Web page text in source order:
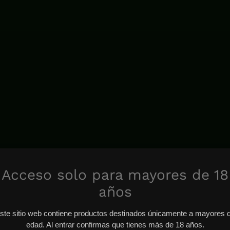
Acceso solo para mayores de 18
años
sitio web contiene productos destinados únicamente a mayores
edad. Al entrar confirmas que tienes más de 18 años.